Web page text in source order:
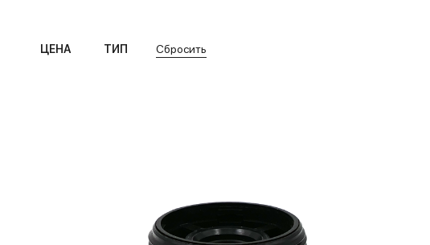
ЦЕНА ТИП Сбросить
Силиконовое кольцо для УФ-стерилизатора